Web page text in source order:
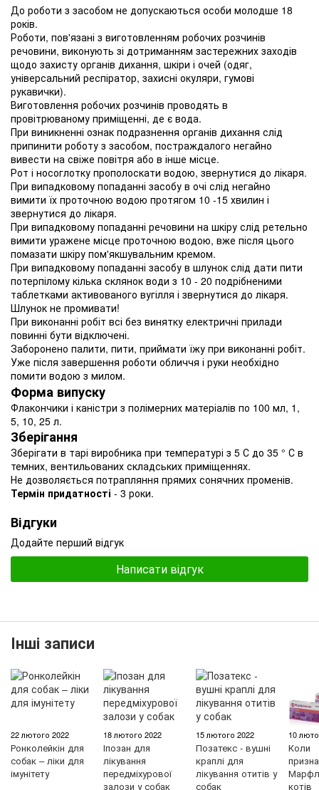
До роботи з засобом не допускаються особи молодше 18
років.
Роботи, пов'язані з виготовленням робочих розчинів
речовини, виконують зі дотриманням застережних заходів
щодо захисту органів дихання, шкіри і очей (одяг,
універсальний респіратор, захисні окуляри, гумові
рукавички).
Виготовлення робочих розчинів проводять в
провітрюваному приміщенні, де є вода.
При виникненні ознак подразнення органів дихання слід
припинити роботу з засобом, постраждалого негайно
вивести на свіже повітря або в інше місце.
Рот і носоглотку прополоскати водою, звернутися до лікаря.
При випадковому попаданні засобу в очі слід негайно
вимити їх проточною водою протягом 10 -15 хвилин і
звернутися до лікаря.
При випадковому попаданні речовини на шкіру слід ретельно
вимити уражене місце проточною водою, вже після цього
помазати шкіру пом'якшувальним кремом.
При випадковому попаданні засобу в шлунок слід дати пити
потерпілому кілька склянок води з 10 - 20 подрібненими
таблетками активованого вугілля і звернутися до лікаря.
Шлунок не промивати!
При виконанні робіт всі без винятку електричні прилади
повинні бути відключені.
Заборонено палити, пити, приймати їжу при виконанні робіт.
Уже після завершення роботи обличчя і руки необхідно
помити водою з милом.
Форма випуску
Флакончики і каністри з полімерних матеріалів по 100 мл, 1,
5, 10, 25 л.
Зберігання
Зберігати в тарі виробника при температурі з 5 С до 35 ° С в
темних, вентильованих складських приміщеннях.
Не дозволяється потрапляння прямих сонячних променів.
Термін придатності - 3 роки.
Відгуки
Додайте перший відгук
Написати відгук
Інші записи
22 лютого 2022
Ронколейкін для
собак – ліки для
імунітету
18 лютого 2022
Іпозан для
лікування
передміхурової
залози у собак
15 лютого 2022
Позатекс - вушні
краплі для
лікування отитів у
собак
10
Коли
котів